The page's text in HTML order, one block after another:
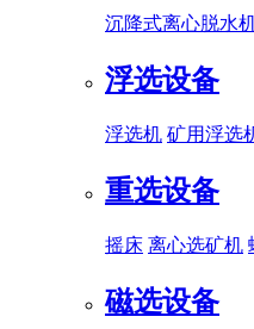
沉降式离心脱水
浮选设备
浮选机 矿用浮选
重选设备
摇床 离心选矿机
磁选设备